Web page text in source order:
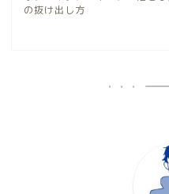
の抜け出し方